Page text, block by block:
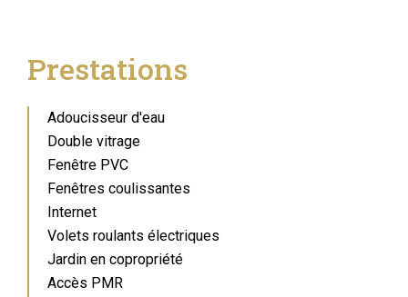
Prestations
Adoucisseur d'eau
Double vitrage
Fenêtre PVC
Fenêtres coulissantes
Internet
Volets roulants électriques
Jardin en copropriété
Accès PMR